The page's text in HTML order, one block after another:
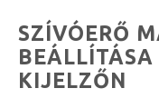
SZÍVÓERŐ
KIJELZŐN